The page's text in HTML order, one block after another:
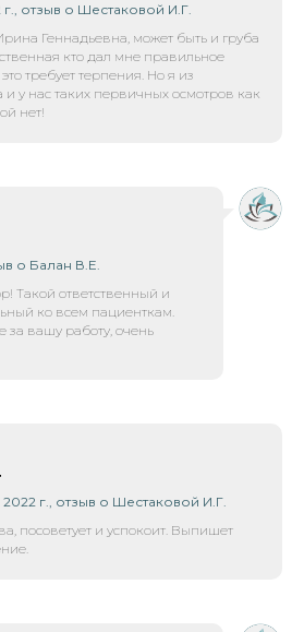
отзыв о Шестаковой И.Г.
Геннадьевна, может быть и груба
кто дал мне правильное
требует терпения. Но я из
и у нас таких первичных осмотров как
нет!
о Балан В.Е.
Такой ответственный и
ко всем пациенткам.
вашу работу, очень
г., отзыв о Шестаковой И.Г.
посоветует и успокоит. Выпишет